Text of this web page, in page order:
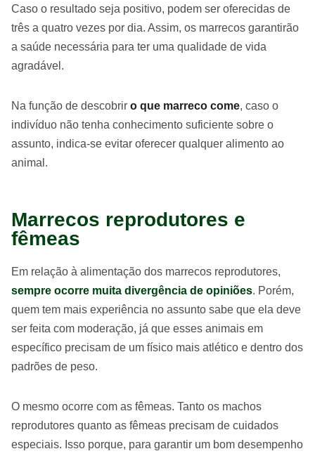
Caso o resultado seja positivo, podem ser oferecidas de
três a quatro vezes por dia. Assim, os marrecos garantirão
a saúde necessária para ter uma qualidade de vida
agradável.
Na função de descobrir o que marreco come, caso o
indivíduo não tenha conhecimento suficiente sobre o
assunto, indica-se evitar oferecer qualquer alimento ao
animal.
Marrecos reprodutores e
fêmeas
Em relação à alimentação dos marrecos reprodutores,
sempre ocorre muita divergência de opiniões. Porém,
quem tem mais experiência no assunto sabe que ela deve
ser feita com moderação, já que esses animais em
específico precisam de um físico mais atlético e dentro dos
padrões de peso.
O mesmo ocorre com as fêmeas. Tanto os machos
reprodutores quanto as fêmeas precisam de cuidados
especiais. Isso porque, para garantir um bom desempenho